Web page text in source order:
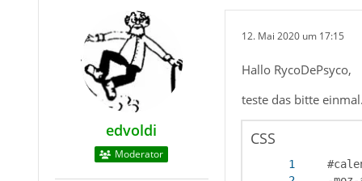
edvoldi
Moderator
12. Mai 2020 um 17:15
Hallo RycoDePsyco,
teste das bitte
CSS